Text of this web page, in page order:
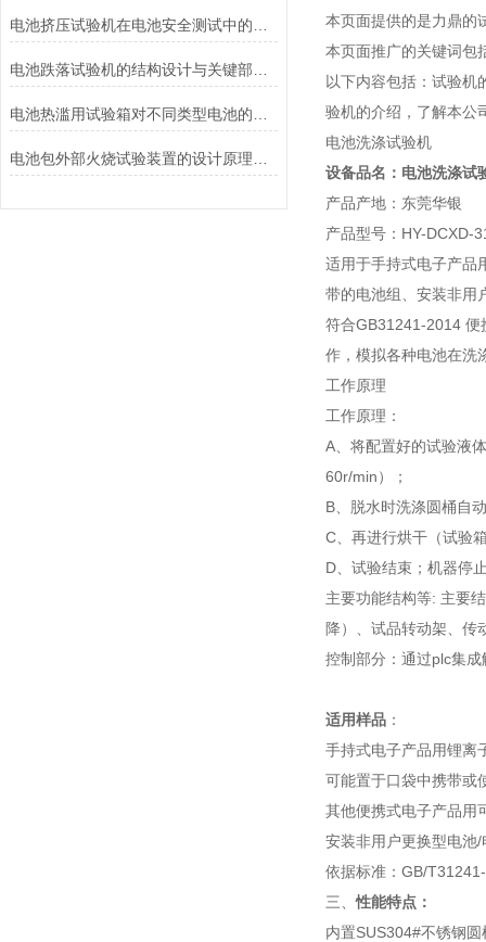
本页面提供的是力鼎的
本页面推广的关键词包
以下内容包括：试验机
验机的介绍，了解本公
电池洗涤试验机
设备品名：电池洗涤试
产品产地：东莞华银
产品型号：HY-DCXD-
适用于手持式电子产品
带的电池组、安装非用
符合GB31241-2014 便
作，模拟各种电池在洗
工作原理
工作原理：
A、将配置好的试验液
60r/min）；
B、脱水时洗涤圆桶自
C、再进行烘干（试验
D、试验结束；机器停
主要功能结构等: 主要
降）、试品转动架、传
控制部分：通过plc集
适用样品 ：
手持式电子产品用锂离
可能置于口袋中携带或
其他便携式电子产品用
安装非用户更换型电池
依据标准：GB/
三、性能特点：
内置SUS304#不锈钢